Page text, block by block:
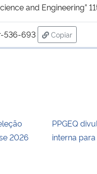
and Engineering”
536-693
Copiar
para área
2026
PPGEQ
interna